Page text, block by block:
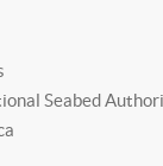
Seabed